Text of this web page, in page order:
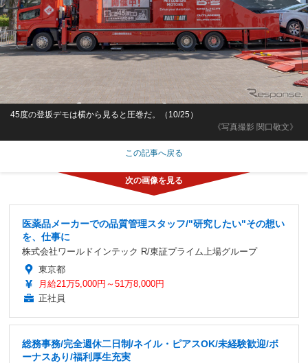
《写真撮影 関口敬文》
45度の登坂デモは横から見ると圧巻だ。（10/25）
この記事へ戻る
医薬品メーカーでの品質管理スタッフ/"研究したい"その想い
を、仕事に
株式会社ワールドインテック R/東証プライム上場グループ
東京都
月給21万5,000円～51万8,000円
正社員
総務事務/完全週休二日制/ネイル・ピアスOK/未経験歓迎/ボ
ーナスあり/福利厚生充実